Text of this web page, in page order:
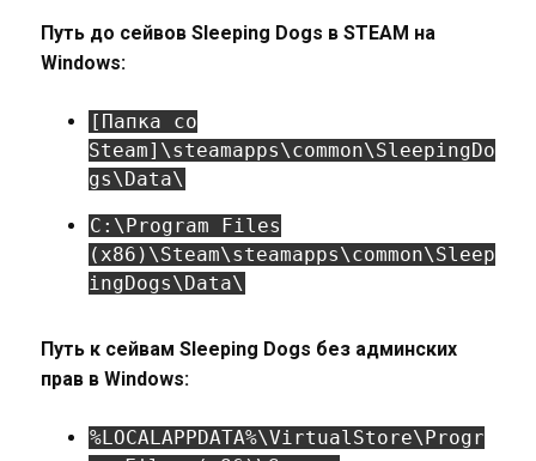
Путь до сейвов Sleeping Dogs в STEAM на
Windows:
[Папка со
Steam]\steamapps\common\SleepingDo
gs\Data\
C:\Program Files
(x86)\Steam\steamapps\common\Sleep
ingDogs\Data\
Путь к сейвам Sleeping Dogs без админских
прав в Windows:
%LOCALAPPDATA%\VirtualStore\Progr